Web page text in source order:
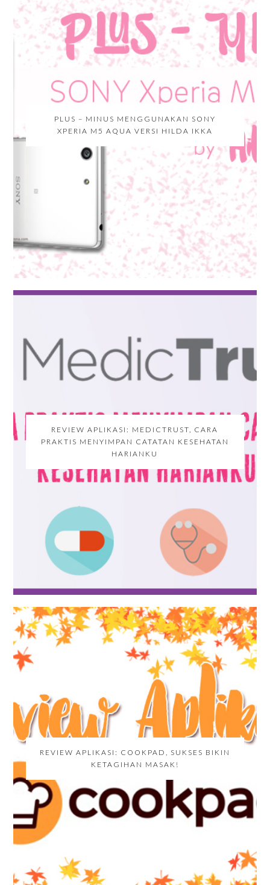
PLUS – MINUS MENGGUNAKAN SONY
XPERIA M5 AQUA VERSI HILDA IKKA
REVIEW APLIKASI: MEDICTRUST, CARA
PRAKTIS MENYIMPAN CATATAN KESEHATAN
HARIANKU
REVIEW APLIKASI: COOKPAD, SUKSES BIKIN
KETAGIHAN MASAK!